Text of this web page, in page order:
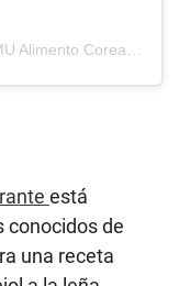
está
conocidos de
una receta